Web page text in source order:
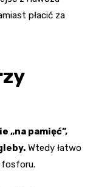
płacić za
„na pamięć”,
Wtedy łatwo
fosforu.